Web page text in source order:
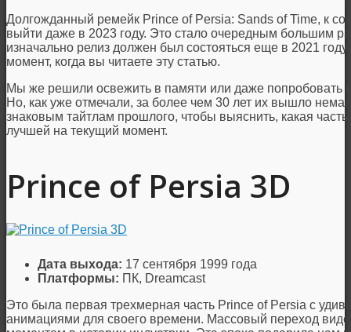
Долгожданный ремейк Prince of Persia: Sands of Time, к
выйти даже в 2023 году. Это стало очередным большим
изначально релиз должен был состояться еще в 2021
момент, когда вы читаете эту статью.
Мы же решили освежить в памяти или даже попробовать
Но, как уже отмечали, за более чем 30 лет их вышло
знаковым тайтлам прошлого, чтобы выяснить, какая
лучшей на текущий момент.
Prince of Persia 3D
Дата выхода: 17 сентября 1999 года
Платформы: ПК, Dreamcast
Это была первая трехмерная часть Prince of Persia с
анимациями для своего времени. Массовый переход